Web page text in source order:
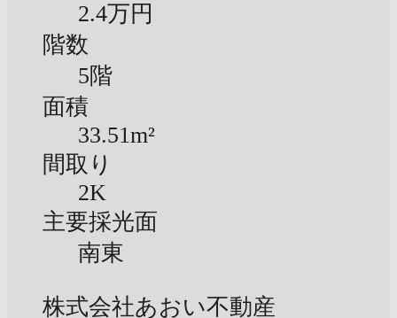
2.4万円
階数
5階
面積
33.51m²
間取り
2K
主要採光面
南東
株式会社あおい不動産